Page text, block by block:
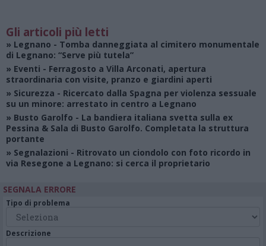
Gli articoli più letti
» Legnano - Tomba danneggiata al cimitero monumentale
di Legnano: “Serve più tutela”
» Eventi - Ferragosto a Villa Arconati, apertura
straordinaria con visite, pranzo e giardini aperti
» Sicurezza - Ricercato dalla Spagna per violenza sessuale
su un minore: arrestato in centro a Legnano
» Busto Garolfo - La bandiera italiana svetta sulla ex
Pessina & Sala di Busto Garolfo. Completata la struttura
portante
» Segnalazioni - Ritrovato un ciondolo con foto ricordo in
via Resegone a Legnano: si cerca il proprietario
SEGNALA ERRORE
Tipo di problema
Descrizione